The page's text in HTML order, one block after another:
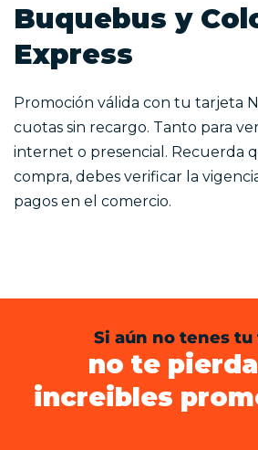
Buquebus y
Express
Promoción válida con tu tarjeta
cuotas sin recargo. Tanto para
internet o presencial. Recuerda
compra, debes verificar la
pagos en el comercio.
Si aún no tenes
no te
increibles